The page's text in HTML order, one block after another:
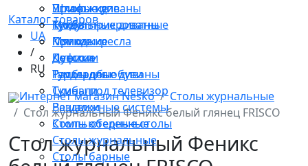
Прихожие
Тумбы прикроватные
Комоды
Консоли
Тумбы для обуви
Тумбы под телевизор
Вешалки
Столы обеденные
Столы журнальные
Столы барные
Угловые диваны
Модульные диваны
Мягкие кресла
Пуфики
Раскладные диваны
Шкафы-купе
Кухни
Прихожие
Детские
Гардеробы
Скинали
Раздвижные системы
Компьютерные столы
Каталог товаров
UA
/
RU
Интернет магазин Nesko
Столы журнальные
Стол журнальный Феникс белый глянец FRISCO
Стол журнальный Феникс